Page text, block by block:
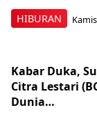
HIBURAN
Kabar Duka,
Citra Lestari
Dunia…